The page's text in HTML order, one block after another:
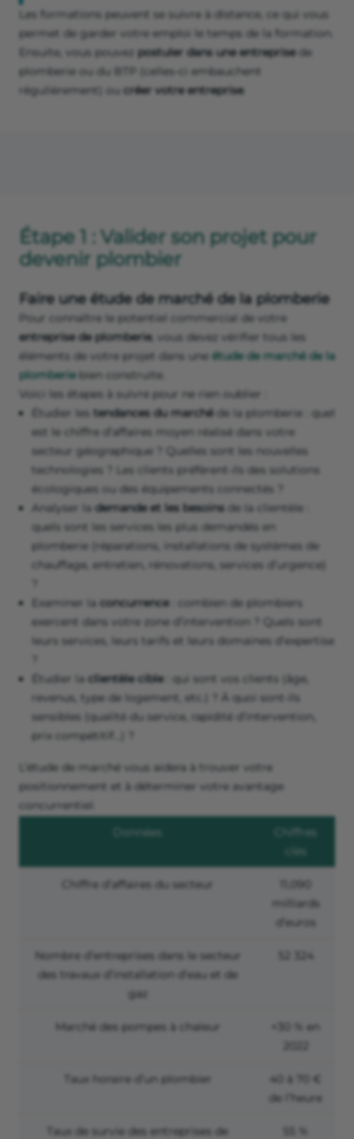
Les formations peuvent se suivre à distance, ce qui vous
permet de garder votre emploi le temps de la formation.
Ensuite, vous pouvez postuler dans une entreprisede
plomberie ou du BTP (celles-ci embauchent
régulièrement) ou créer votre entreprise.
Étape 1 : Valider son projet pour
devenir plombier
Faire une étude de marché de la plomberie
Pour connaître le potentiel commercial de votre
entreprise de plomberie, vous devez vérifier tous les
éléments de votre projet dans une étude de marché de la
plomberiebien construite.
Voici les étapes à suivre pour ne rien oublier :
Étudier les tendances du marchéde la plomberie : quel
est le chiffre d’affaires moyen réalisé dans votre
secteur géographique ? Quelles sont les nouvelles
technologies ? Les clients préfèrent-ils des solutions
écologiques ou des équipements connectés ?
Analyser la demande et les besoins de la clientèle :
quels sont les services les plus demandés en
plomberie (réparations, installations de systèmes de
chauffage, entretien, rénovations, services d’urgence)
Examiner la concurrence: combien de plombiers
exercent dans votre zone d’intervention ? Quels sont
leurs services, leurs tarifs et leurs domaines d’expertise
Étudier la clientèle cible: qui sont vos clients (âge,
revenus, type de logement, etc.) ? À quoi sont-ils
sensibles (qualité du service, rapidité d’intervention,
prix compétitif…) ?
L’étude de marché vous aidera à trouver votre
positionnement et à déterminer votre avantage
concurrentiel.
Données
Chiffres
clés
Chiffre d’affaires du secteur
11,090
milliards
d’euros
Nombre d’entreprises dans le secteur
des travaux d’installation d’eau et de
gaz
52 324
Marché des pompes à chaleur
+30 % en
Taux horaire d’un plombier
40 à 70 €
de l’heure
Taux de survie des entreprises de
55 %